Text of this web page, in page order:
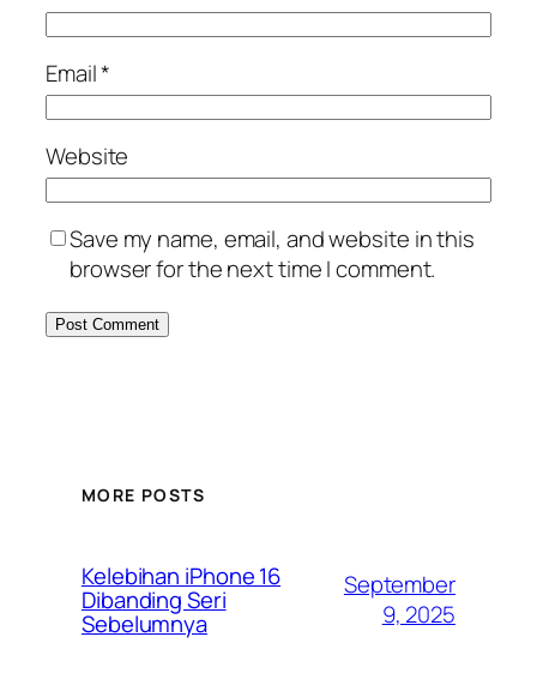
Email*
Website
Save my name, email, and website in this
browser for the next time I comment.
MORE POSTS
Kelebihan iPhone 16
Dibanding Seri
Sebelumnya
September
9, 2025